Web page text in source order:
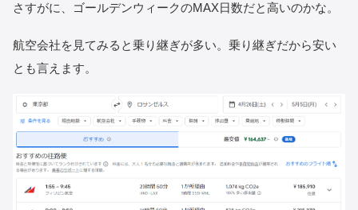
さすがに、ゴールデンウィークのMAX日数だと高いのかな。
航空会社を見てみると乗り継ぎが多い。乗り継ぎだから安い
とも言えます。